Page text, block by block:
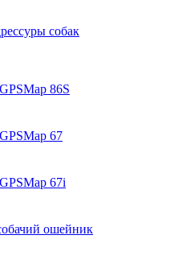
собак
86S
67
67i
ошейник